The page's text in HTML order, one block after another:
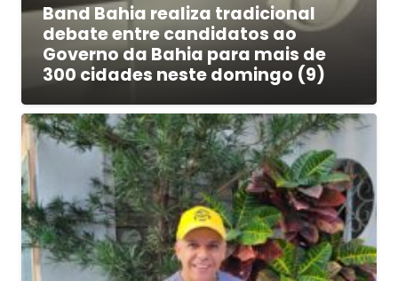
Band Bahia realiza tradicional
debate entre candidatos ao
Governo da Bahia para mais de
300 cidades neste domingo (9)